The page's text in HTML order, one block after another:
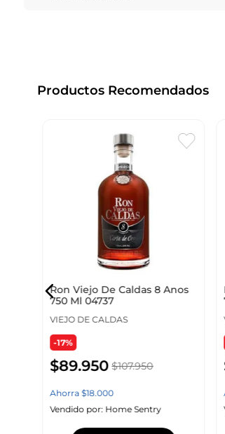
Productos Recomendados
Ron Viejo De Caldas 8 Anos
750 Ml 04737
VIEJO DE CALDAS
-17%
$89.950 $107.950
Ahorra$18.000
Vendido por: Home Sentry